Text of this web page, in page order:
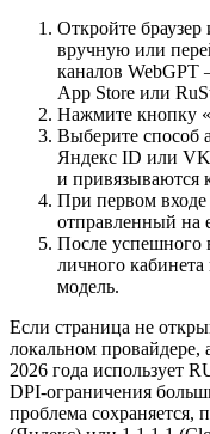
Откройте браузер
вручную или
каналов WebGPT
App Store или
Нажмите кнопку
Выберите способ
Яндекс ID или
и привязываются
При первом входе
отправленный на
После успешного
личного
модель.
Если страница не
локальном провайдере,
2026 года использует
DPI-ограничения
проблема сохраняется,